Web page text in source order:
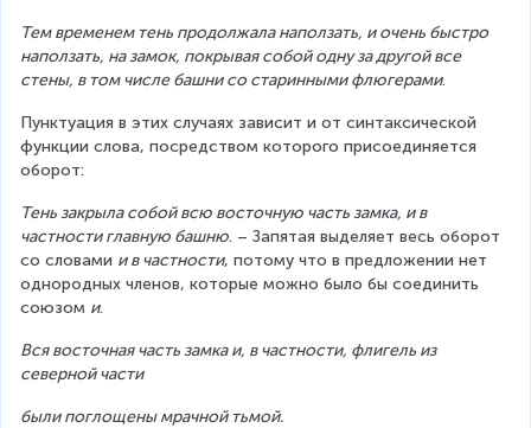
Тем временем тень продолжала наползать, и очень быстро
наползать, на замок, покрывая собой одну за другой все
стены, в том числе башни со старинными флюгерами.
Пунктуация в этих случаях зависит и от синтаксической
функции слова, посредством которого присоединяется
оборот:
Тень закрыла собой всю восточную часть замка, и в
частности главную башню. – Запятая выделяет весь оборот
со словами и в частности, потому что в предложении нет
однородных членов, которые можно было бы соединить
союзом и.
Вся восточная часть замка и, в частности, флигель из
северной части
были поглощены мрачной тьмой.